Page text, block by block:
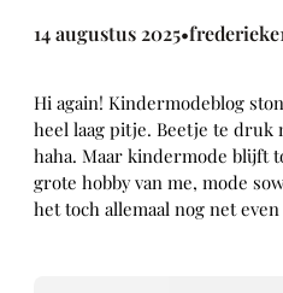
14 augustus 2025•
Hi again! Kindermodeblog
heel laag pitje. Beetje te druk
haha. Maar kindermode blijft
grote hobby van me, mode
het toch allemaal nog net